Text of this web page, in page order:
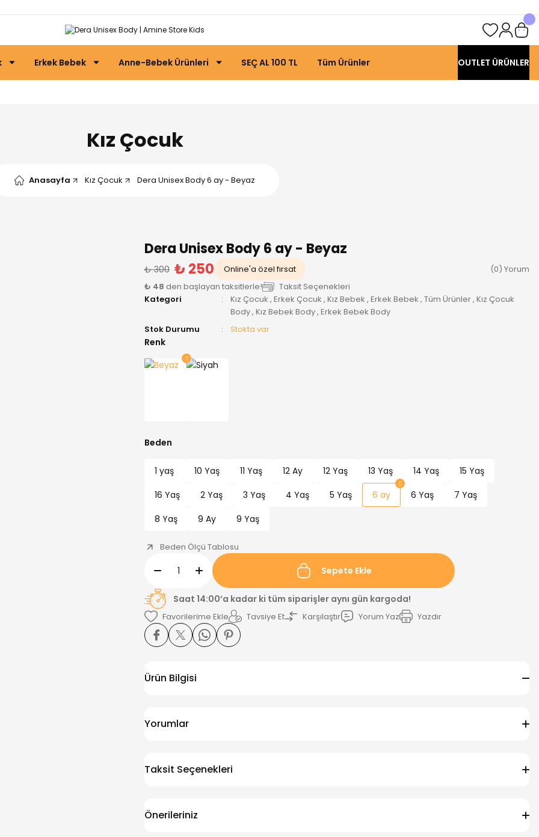
Erkek Bebek Anne-Bebek Ürünleri SEÇ AL 100 TL Tüm Ürünler OUTLET ÜRÜNLER
Kız Çocuk
Anasayfa Kız Çocuk Dera Unisex Body 6 ay - Beyaz
Dera Unisex Body 6 ay - Beyaz
₺ 300 ₺ 250 Online'a özel fırsat
(0) Yorum
₺ 48 den başlayan taksitlerle!
Taksit Seçenekleri
Kategori
Kız Çocuk , Erkek Çocuk , Kız Bebek , Erkek Bebek , Tüm Ürünler, Kız Çocuk
Body, Kız Bebek Body, Erkek Bebek Body
Stok Durumu
Stokta var
Renk
Beden
1 yaş 10 Yaş 11 Yaş 12 Ay 12 Yaş 13 Yaş 14 Yaş
15 Yaş
16 Yaş
2 Yaş 3 Yaş 4 Yaş 5 Yaş 6 ay 6 Yaş
7 Yaş
8 Yaş
9 Ay 9 Yaş
Beden Ölçü Tablosu
Sepete Ekle
Saat 14:00’a kadar ki tüm siparişler aynı gün kargoda!
Tavsiye Et Karşılaştır Yorum Yaz Yazdır
Ürün Bilgisi
Yorumlar
Taksit Seçenekleri
Önerileriniz